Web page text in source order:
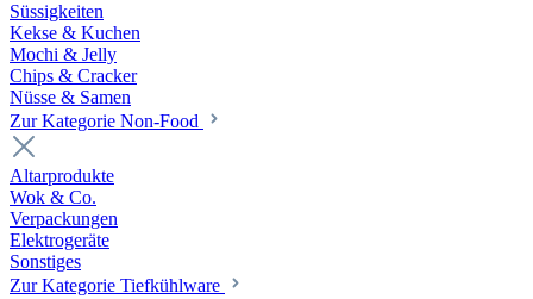
Süssigkeiten
Kekse & Kuchen
Mochi & Jelly
Chips & Cracker
Nüsse & Samen
Zur Kategorie Non-Food
Altarprodukte
Wok & Co.
Verpackungen
Elektrogeräte
Sonstiges
Zur Kategorie Tiefkühlware